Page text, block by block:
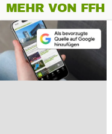
MEHR VON FFH